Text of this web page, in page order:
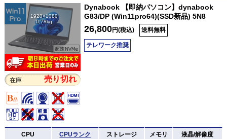
1920×1080
0.78kg
在庫 売り切れ
Dynabook 【即納パソコン】dynabook
G83/DP (Win11pro64)(SSD新品) 5N8
26,800円(税込) 送料無料
テレワーク推奨
CPU CPUランク ストレージ メモリ 液晶/解像度